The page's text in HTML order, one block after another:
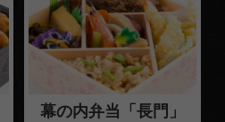
幕の内弁当「長門」